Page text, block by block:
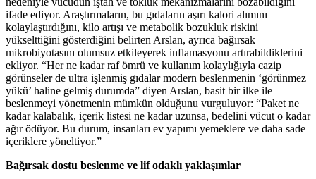
ifade ediyor. Araştırmaların, bu gıdaların aşırı kalori alımını
kolaylaştırdığını, kilo artışı ve metabolik bozukluk riskini
yükselttiğini gösterdiğini belirten Arslan, ayrıca bağırsak
mikrobiyotasını olumsuz etkileyerek inflamasyonu artırabildiklerini
ekliyor. “Her ne kadar raf ömrü ve kullanım kolaylığıyla cazip
görünseler de ultra işlenmiş gıdalar modern beslenmenin ‘görünmez
yükü’ haline gelmiş durumda” diyen Arslan, basit bir ilke ile
beslenmeyi yönetmenin mümkün olduğunu vurguluyor: “Paket ne
kadar kalabalık, içerik listesi ne kadar uzunsa, bedelini vücut o kadar
ağır ödüyor. Bu durum, insanları ev yapımı yemeklere ve daha sade
içeriklere yöneltiyor.”
Bağırsak dostu beslenme ve lif odaklı yaklaşımlar